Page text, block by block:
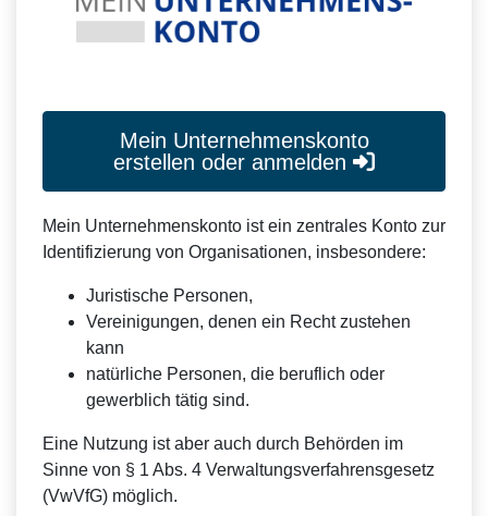
Mein Unternehmenskonto
erstellen oder anmelden
Mein Unternehmenskonto ist ein zentrales Konto zur
Identifizierung von Organisationen, insbesondere:
Juristische Personen,
Vereinigungen, denen ein Recht zustehen
kann
natürliche Personen, die beruflich oder
gewerblich tätig sind.
Eine Nutzung ist aber auch durch Behörden im
Sinne von § 1 Abs. 4 Verwaltungsverfahrensgesetz
(VwVfG) möglich.